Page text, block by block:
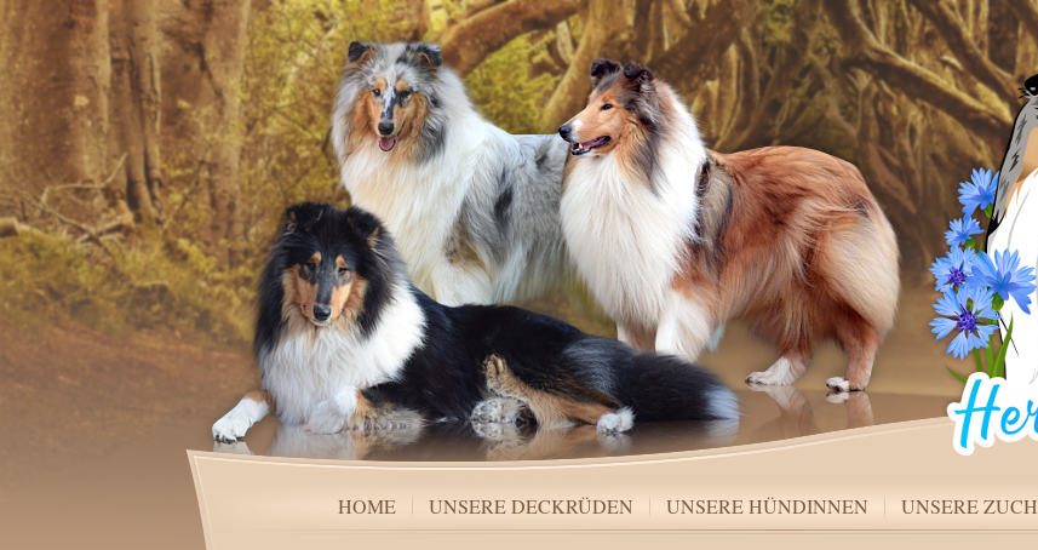
HOME UNSERE DECKRÜDEN UNSERE HÜNDINNEN UNSERE